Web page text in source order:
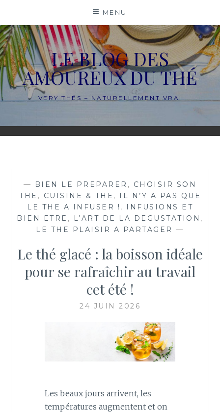
content
MENU
LE BLOG DES
AMOUREUX DU THÉ
VERY THÉS – NATURELLEMENT VRAI
— BIEN LE PREPARER , CHOISIR SON
THE , CUISINE & THE ,
IL N’Y A PAS QUE
LE THE A INFUSER ! ,
INFUSIONS ET
BIEN ETRE , L’ART DE LA DEGUSTATION ,
LE THE PLAISIR A PARTAGER —
Le thé glacé : la boisson idéale
pour se rafraîchir au travail
cet été !
24 JUIN 2026
Les beaux jours arrivent, les
températures augmentent et on